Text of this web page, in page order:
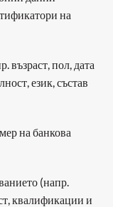
на
възраст, пол, дата
език, състав
номер на банкова
(напр.
квалификации и